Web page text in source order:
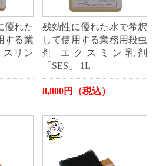
優れた
する業
スリン
残効性に優れた水で希釈
して使用する業務用殺虫
剤 エクスミン乳剤
「SES」 1L
8,800円（税込）